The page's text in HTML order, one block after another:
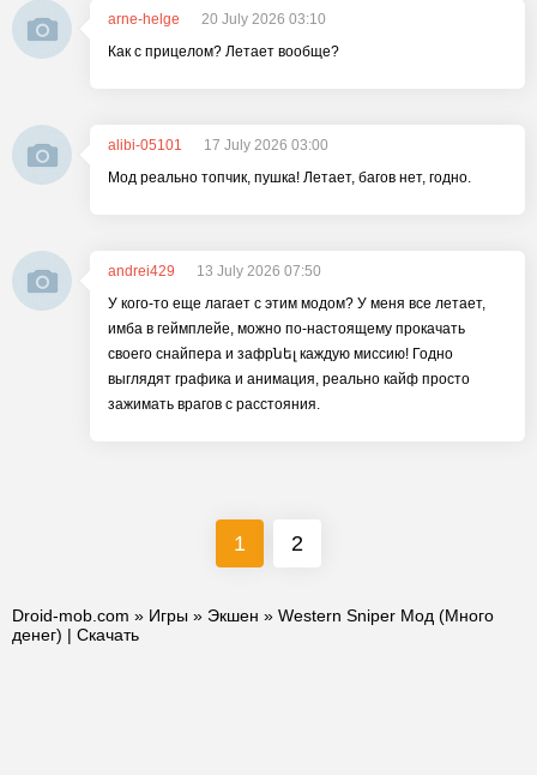
arne-helge
20 July 2026 03:10
Как с прицелом? Летает вообще?
alibi-05101
17 July 2026 03:00
Мод реально топчик, пушка! Летает, багов нет, годно.
andrei429
13 July 2026 07:50
У кого-то еще лагает с этим модом? У меня все летает,
имба в геймплейе, можно по-настоящему прокачать
своего снайпера и зафрնել каждую миссию! Годно
выглядят графика и анимация, реально кайф просто
зажимать врагов с расстояния.
1 2
Droid-mob.com » Игры » Экшен » Western Sniper Мод (Много
денег) | Скачать